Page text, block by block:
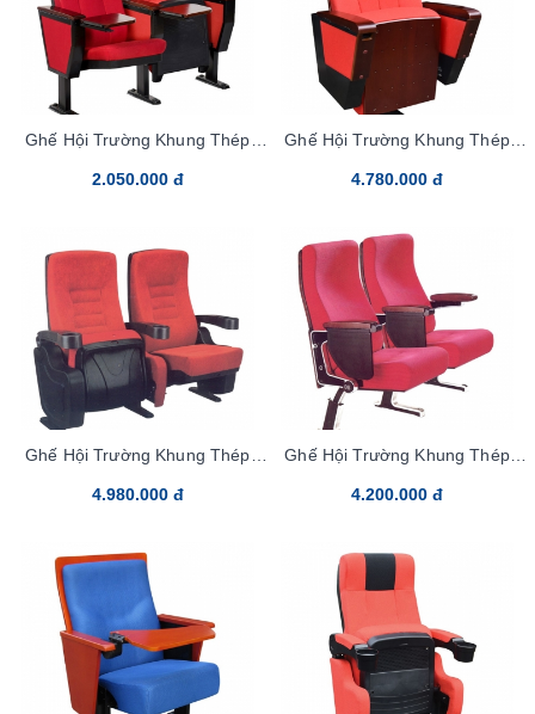
Ghế Hội Trường Khung Thép
2.050.000 đ
Ghế Hội Trường Khung Thép
4.780.000 đ
Ghế Hội Trường Khung Thép
4.980.000 đ
Ghế Hội Trường Khung Thép
4.200.000 đ